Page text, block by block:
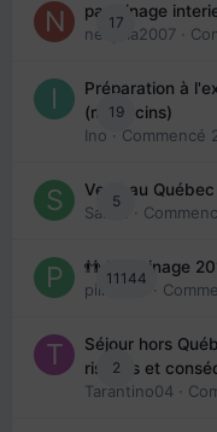
17
parrainage
nedjma2007 ·
19
Préparation à
(médecins)
Ino · Commencé
5
Venir au
Sab74
·
11144
👬 Parrainage
piinoush ·
2
Séjour hors
risques et
Tarantino04 ·